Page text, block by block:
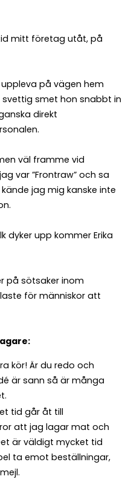
mitt företag utåt, på
på vägen hem
smet hon snabbt in
direkt
väl framme vid
var ”Frontraw” och sa
jag mig kanske inte
dyker upp kommer Erika
på sötsaker inom
för människor att
kör! Är du redo och
är sann så är många
tid går åt till
att jag lagar mat och
är väldigt mycket tid
ta emot beställningar,